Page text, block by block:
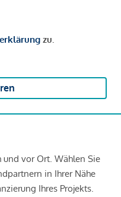
zu.
vor Ort. Wählen Sie
in Ihrer Nähe
Ihres Projekts.